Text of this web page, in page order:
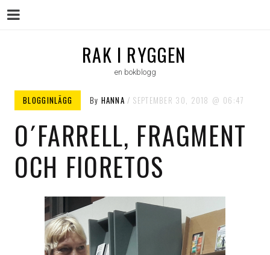
RAK I RYGGEN
en bokblogg
BLOGGINLÄGG By HANNA SEPTEMBER 30, 2018 06:47
O´FARRELL, FRAGMENT
OCH FIORETOS
Menu